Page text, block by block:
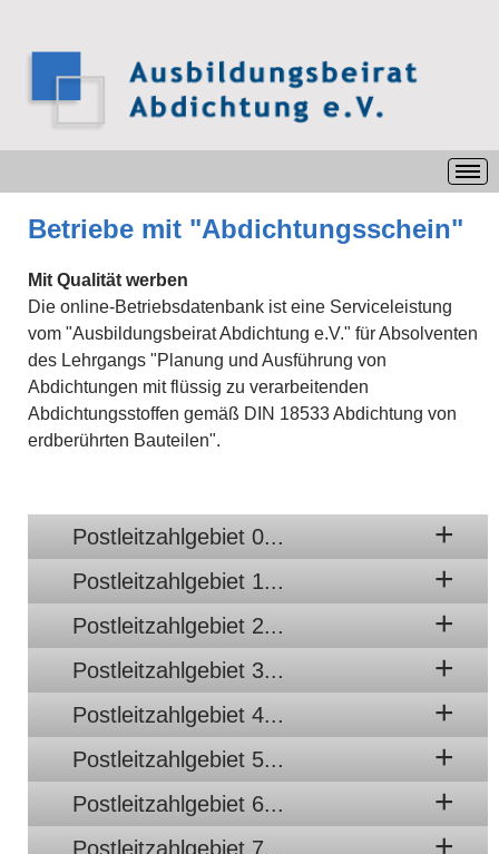
Betriebe mit "Abdichtungsschein"
Mit Qualität werben
Die online-Betriebsdatenbank ist eine Serviceleistung
vom "Ausbildungsbeirat Abdichtung e.V." für Absolventen
des Lehrgangs "Planung und Ausführung von
Abdichtungen mit flüssig zu verarbeitenden
Abdichtungsstoffen gemäß DIN 18533 Abdichtung von
erdberührten Bauteilen".
Postleitzahlgebiet 0...
Postleitzahlgebiet 1...
Postleitzahlgebiet 2...
Postleitzahlgebiet 3...
Postleitzahlgebiet 4...
Postleitzahlgebiet 5...
Postleitzahlgebiet 6...
Postleitzahlgebiet 7...